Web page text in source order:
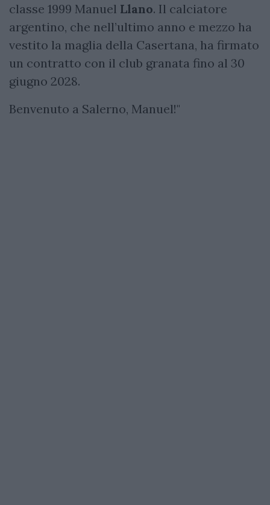
classe 1999 Manuel Llano. Il calciatore
argentino, che nell’ultimo anno e mezzo ha
vestito la maglia della Casertana, ha firmato
un contratto con il club granata fino al 30
giugno 2028.
Benvenuto a Salerno, Manuel!"